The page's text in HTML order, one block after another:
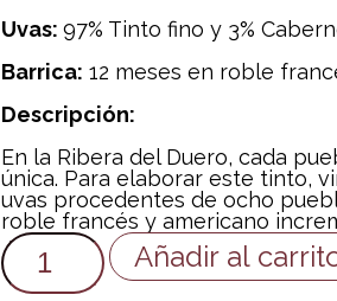
Uvas: 97% Tinto fino y 3%
Barrica: 12 meses en roble
Descripción:
En la Ribera del Duero, cada
única. Para elaborar este tinto,
uvas procedentes de ocho
roble francés y americano
Añadir al